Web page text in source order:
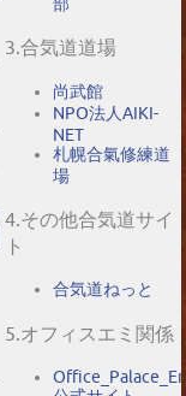
3.合気道道場
尚武館
NPO法人AIKI-
NET
札幌合氣修練道
場
4.その他合気道サイ
ト
合気道ねっと
5.オフィスエミ関係